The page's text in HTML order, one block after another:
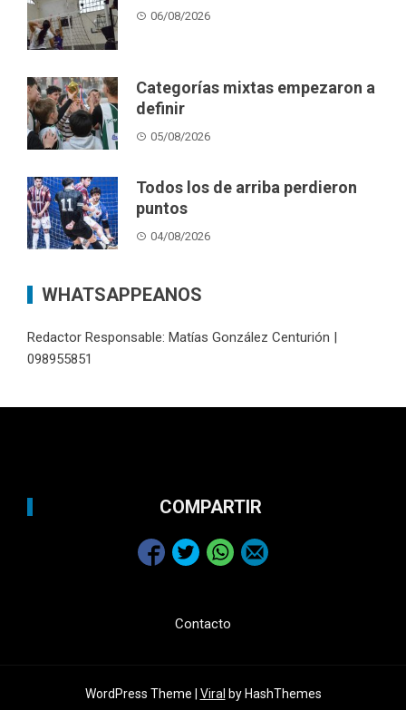
06/08/2026
Categorías mixtas empezaron a
definir
05/08/2026
Todos los de arriba perdieron
puntos
04/08/2026
WHATSAPPEANOS
Redactor Responsable: Matías González Centurión |
098955851
COMPARTIR
Contacto
WordPress Theme | Viral by HashThemes